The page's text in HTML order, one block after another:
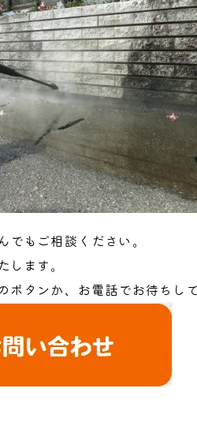
でもご相談ください。
ます。
ボタンか、お電話でお待ちして